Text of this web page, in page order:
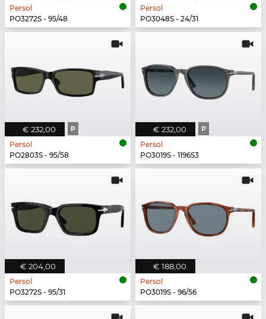
Persol
PO3272S - 95/48
Persol
PO3048S - 24/31
€ 232,00 P
Persol
PO2803S - 95/58
€ 232,00 P
Persol
PO3019S - 1196S3
€ 204,00
Persol
PO3272S - 95/31
€ 188,00
Persol
PO3019S - 96/56